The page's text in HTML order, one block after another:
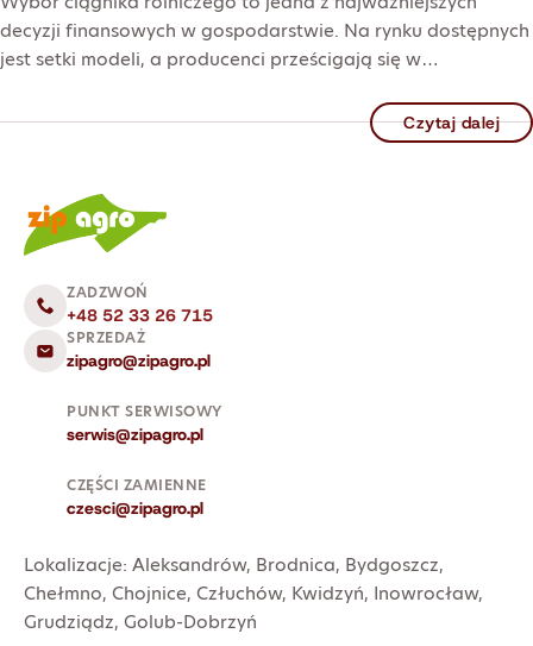
decyzji finansowych w gospodarstwie. Na rynku dostępnych
jest setki modeli, a producenci prześcigają się w…
Czytaj dalej
ZADZWOŃ
+48 52 33 26 715
SPRZEDAŻ
zipagro@zipagro.pl
PUNKT SERWISOWY
serwis@zipagro.pl
CZĘŚCI ZAMIENNE
czesci@zipagro.pl
Lokalizacje: Aleksandrów, Brodnica, Bydgoszcz,
Chełmno, Chojnice, Człuchów, Kwidzyń, Inowrocław,
Grudziądz, Golub-Dobrzyń